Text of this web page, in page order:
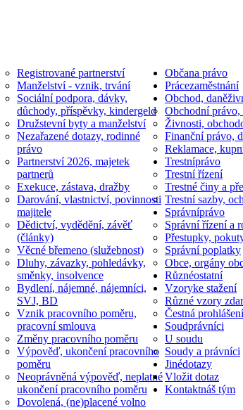
Registrované partnerství
Manželství - vznik, trvání
Sociální podpora, dávky,
důchody, příspěvky, kindergeld
Družstevní byty a manželství
Nezařazené dotazy, rodinné
právo
Partnerství 2026, majetek
partnerů
Občana právo
Exekuce, zástava, dražby
Darování, vlastnictví, povinnosti
majitele
Dědictví, vydědění, závěť
(články)
Věcné břemeno (služebnost)
Dluhy, závazky, pohledávky,
směnky, insolvence
Bydlení, nájemné, nájemníci,
SVJ, BD
Prácezaměstnání
Vznik pracovního poměru,
pracovní smlouva
Změny pracovního poměru
Výpověď, ukončení pracovního
poměru
Neoprávněná výpověď, neplatné
ukončení pracovního poměru
Dovolená, (ne)placené volno
Obchod, daně
Obchodní
Živnosti,
Finanční právo,
Reklamace,
Trestníprávo
Trestní řízení
Trestné činy a
Trestní sazby,
Správníprávo
Správní řízení a
Přestupky,
Správní poplatky
Obce, orgány
Různéostatní
Vzoryke stažení
Různé vzory
Čestná prohlášení
Soudprávníci
U soudu
Soudy a právníci
Jinédotazy
Vložit dotaz
Kontaktnáš tým